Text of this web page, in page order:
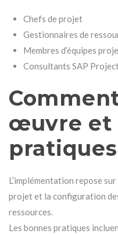
Chefs de projet
Gestionnaires de
Membres d’équipes
Consultants SAP
œuvre et
pratiques
L’implémentation repose
projet et la configuration
ressources.
Les bonnes pratiques